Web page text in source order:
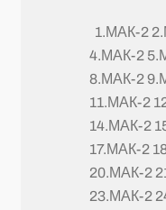
1.МАК-2
4.МАК-2
8.МАК-2
11.МАК-2
14.МАК-2
17.МАК-2
20.МАК-2
23.МАК-2